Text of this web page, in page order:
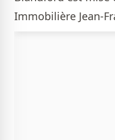
Immobilière Jean-